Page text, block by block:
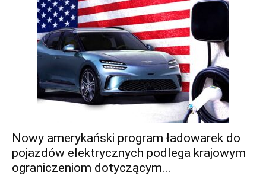
Nowy amerykański program ładowarek do
pojazdów elektrycznych podlega krajowym
ograniczeniom dotyczącym...